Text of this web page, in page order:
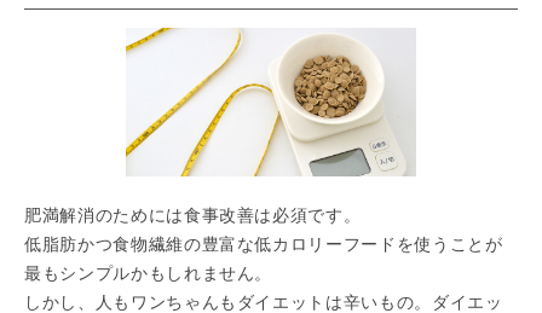
肥満解消のためには食事改善は必須です。
低脂肪かつ食物繊維の豊富な低カロリーフードを使うことが
最もシンプルかもしれません。
しかし、人もワンちゃんもダイエットは辛いもの。ダイエッ